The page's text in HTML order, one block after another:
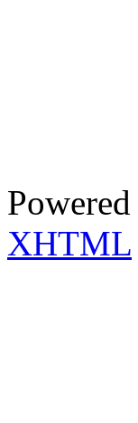
XHTML